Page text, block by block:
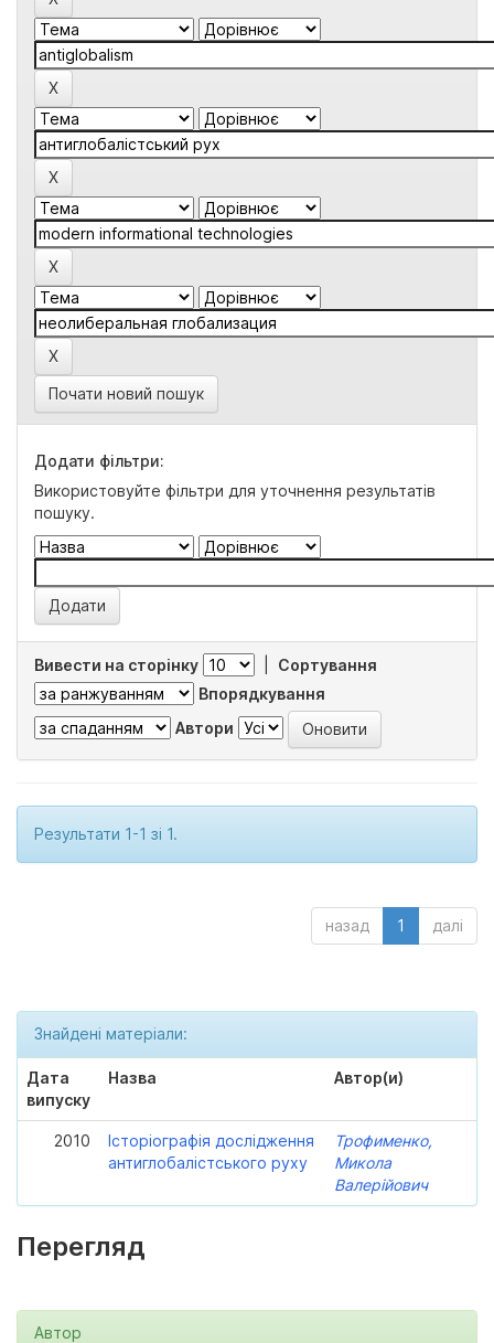
Почати новий пошук
Додати фільтри:
Використовуйте фільтри для уточнення результатів
пошуку.
Вивести на сторінку
Сортування
Впорядкування
Автори
Результати 1-1 зі 1.
назад 1 далі
Знайдені матеріали:
Дата
випуску
Назва Автор(и)
2010
Історіографія дослідження
антиглобалістського руху
Трофименко,
Микола
Валерійович
Перегляд
Автор